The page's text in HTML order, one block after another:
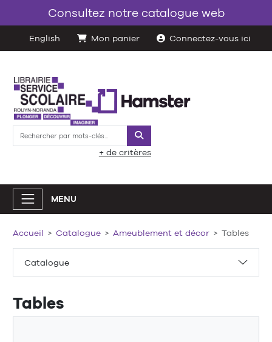
Consultez notre catalogue web
English Mon panier Connectez-vous ici
Rechercher
+ de critères
MENU
Catalogue
Accueil Catalogue Ameublement et décor Tables
Tables